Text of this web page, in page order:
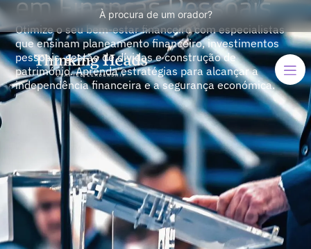
À procura de um orador?
Otimize o seu bem-estar financeiro com especialistas
que ensinam planeamento financeiro, investimentos
pessoais, gestão de dívidas e construção de
património. Aprenda estratégias para alcançar a
independência financeira e a segurança económica.